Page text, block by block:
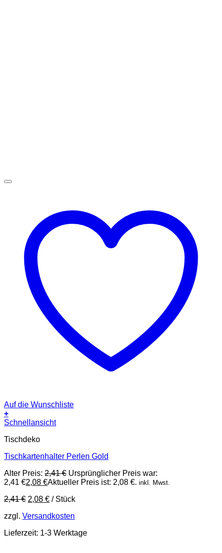
Auf die Wunschliste
+
Schnellansicht
Tischdeko
Tischkartenhalter Perlen Gold
Alter Preis: 2,41€ Ursprünglicher Preis war:
2,41 €2,08 €Aktueller Preis ist: 2,08 €. inkl. Mwst.
2,41€ 2,08 € / Stück
zzgl. Versandkosten
Lieferzeit: 1-3 Werktage